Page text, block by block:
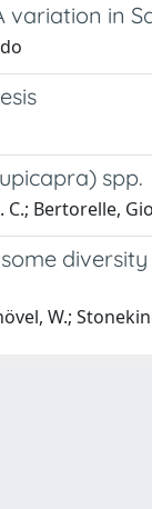
variation in
spp.
C.; Bertorelle,
W.;